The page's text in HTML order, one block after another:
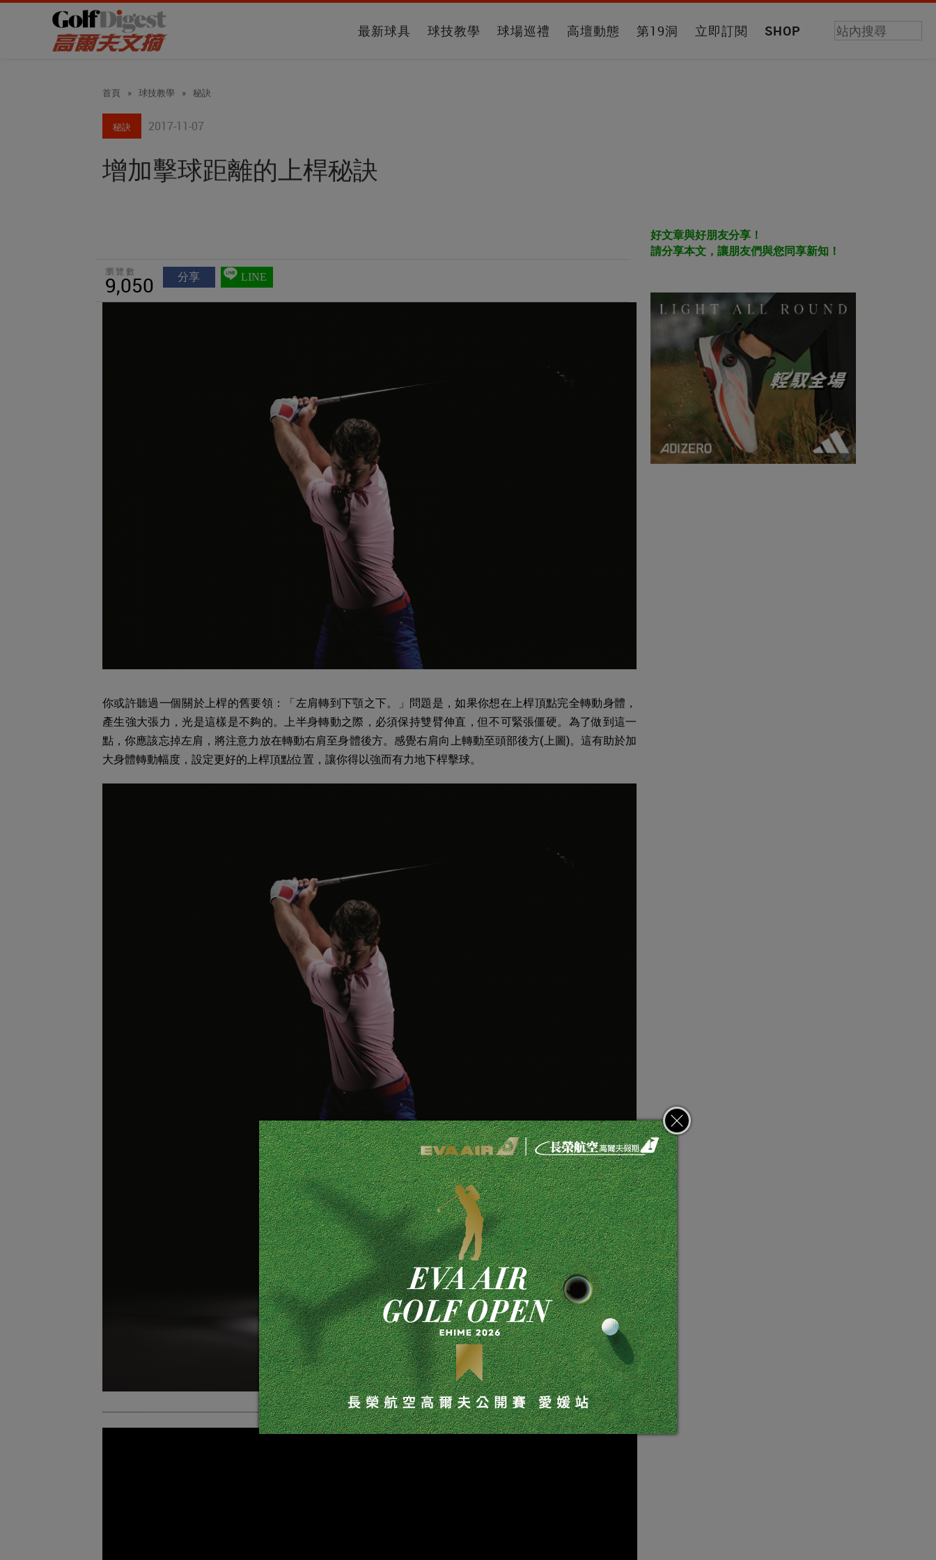
最新球具 球技教學 球場巡禮 高壇動態 第19洞 立即訂閱 SHOP
首頁 » 球技教學 » 秘訣
秘訣 2017-11-07
增加擊球距離的上桿秘訣
瀏覽數
9,050 分享 LINE
你或許聽過一個關於上桿的舊要領：「左肩轉到下顎之下。」問題是，如果你想在上桿頂點完全轉動身體，
產生強大張力，光是這樣是不夠的。上半身轉動之際，必須保持雙臂伸直，但不可緊張僵硬。為了做到這一
點，你應該忘掉左肩，將注意力放在轉動右肩至身體後方。感覺右肩向上轉動至頭部後方(上圖)。這有助於加
大身體轉動幅度，設定更好的上桿頂點位置，讓你得以強而有力地下桿擊球。
好文章與好朋友分享！
請分享本文，讓朋友們與您同享新知！